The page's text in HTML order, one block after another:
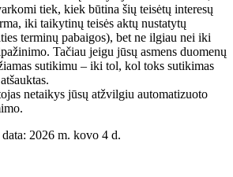
tiek, kiek būtina šių teisėtų interesų
iki taikytinų teisės aktų nustatytų
terminų pabaigos), bet ne ilgiau nei iki
Tačiau jeigu jūsų asmens duomenų
sutikimu – iki tol, kol toks sutikimas
netaikys jūsų atžvilgiu automatizuoto
2026 m. kovo 4 d.